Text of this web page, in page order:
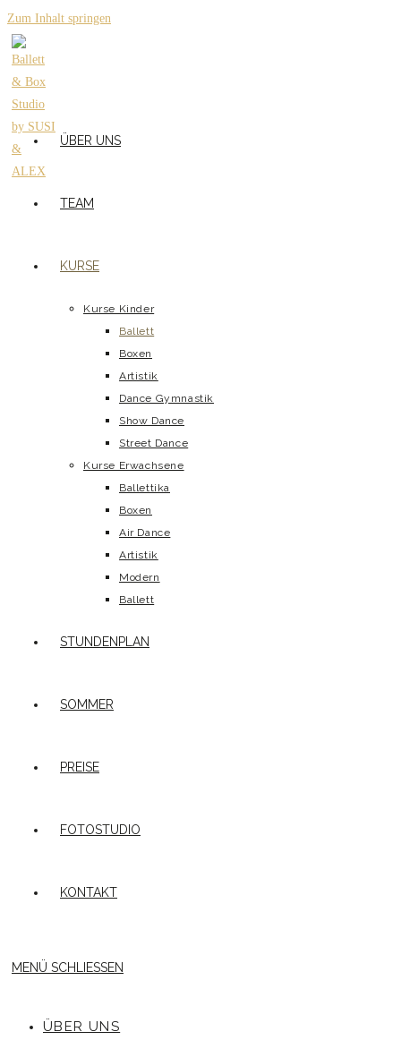
Zum Inhalt springen
ÜBER UNS
TEAM
KURSE
Kurse Kinder
Ballett
Boxen
Artistik
Dance Gymnastik
Show Dance
Street Dance
Kurse Erwachsene
Ballettika
Boxen
Air Dance
Artistik
Modern
Ballett
STUNDENPLAN
SOMMER
PREISE
FOTOSTUDIO
KONTAKT
MENÜ SCHLIESSEN
ÜBER UNS